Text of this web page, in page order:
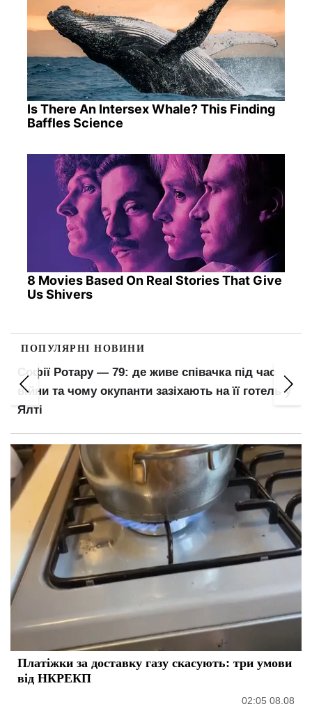
Is There An Intersex Whale? This Finding
Baffles Science
8 Movies Based On Real Stories That Give
Us Shivers
ПОПУЛЯРНІ НОВИНИ
Софії Ротару — 79: де живе співачка під час
війни та чому окупанти зазіхають на її готель у
Ялті
Платіжки за доставку газу скасують: три умови
від НКРЕКП
02:05 08.08